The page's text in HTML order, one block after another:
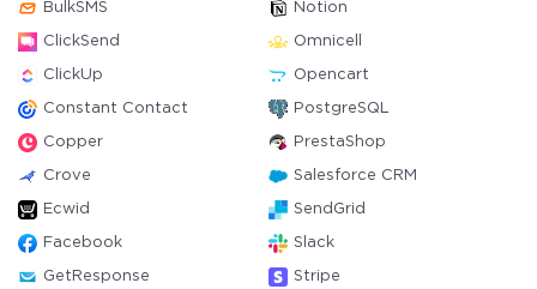
BulkSMS Notion
ClickSend Omnicell
ClickUp Opencart
Constant Contact PostgreSQL
Copper PrestaShop
Crove Salesforce CRM
Ecwid SendGrid
Facebook Slack
GetResponse Stripe